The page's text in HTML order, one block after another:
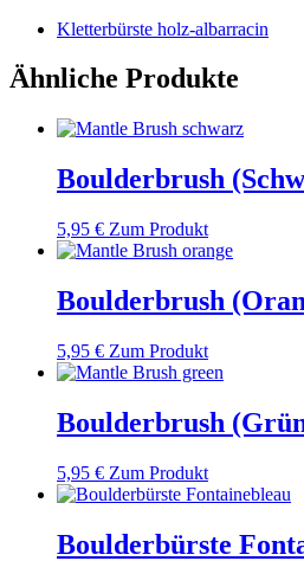
Kletterbürste holz-albarracin
Ähnliche Produkte
Boulderbrush
5,95 € Zum Produkt
Boulderbrush
5,95 € Zum Produkt
Boulderbrush
5,95 € Zum Produkt
Boulderbürste